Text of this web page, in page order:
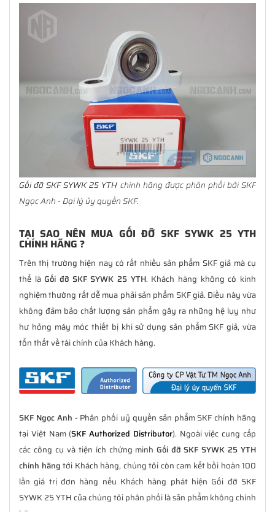
Gối đỡ SKF SYWK 25 YTH chính hãng được phân phối bởi SKF
Ngọc Anh - Đại lý ủy quyền SKF.
TẠI SAO NÊN MUA GỐI ĐỠ SKF SYWK 25 YTH
CHÍNH HÃNG ?
Trên thị trường hiện nay có rất nhiều sản phẩm SKF giả mà cụ
thể là Gối đỡ SKF SYWK 25 YTH. Khách hàng không có kinh
nghiệm thường rất dễ mua phải sản phẩm SKF giả. Điều này vừa
không đảm bảo chất lượng sản phẩm gây ra những hệ lụy như
hư hỏng máy móc thiết bị khi sử dụng sản phẩm SKF giả, vừa
tổn thất về tài chính của Khách hàng.
SKF Ngọc Anh - Phân phối uỷ quyền sản phẩm SKF chính hãng
tại Việt Nam (SKF Authorized Distributor). Ngoài việc cung cấp
các công cụ và tiện ích chứng minh Gối đỡ SKF SYWK 25 YTH
chính hãngtới Khách hàng, chúng tôi còn cam kết bồi hoàn 100
lần giá trị đơn hàng nếu Khách hàng phát hiện Gối đỡ SKF
SYWK 25 YTH của chúng tôi phân phối là sản phẩm không chính